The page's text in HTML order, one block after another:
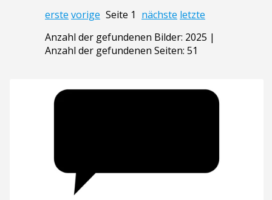
erste vorige Seite 1 nächste letzte
Anzahl der gefundenen Bilder: 2025 |
Anzahl der gefundenen Seiten: 51